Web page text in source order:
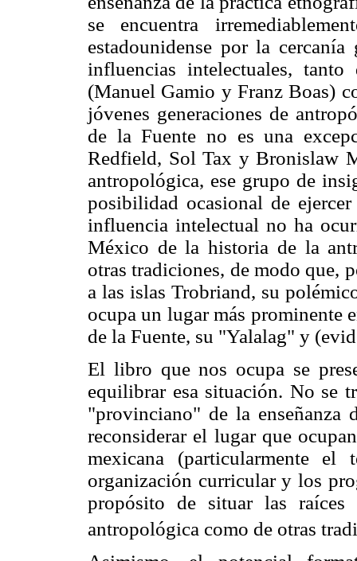
se encuentra
estadounidense por la
influencias intelectuales,
(Manuel Gamio y Franz Boas)
jóvenes generaciones de
de la Fuente no es una
Redfield, Sol Tax y Bronislaw
antropológica, ese grupo de
posibilidad ocasional de
influencia intelectual no ha
México de la historia de la
otras tradiciones, de modo
a las islas Trobriand, su
ocupa un lugar más prominente
de la Fuente, su "Yalalag" y
El libro que nos ocupa se
equilibrar esa situación. No se
"provinciano" de la
reconsiderar el lugar que
mexicana (particularmente
organización curricular y los
propósito de situar las
antropológica como de otras